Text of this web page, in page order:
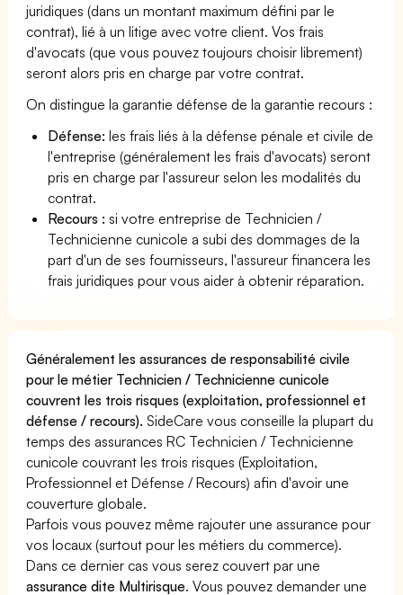
juridiques (dans un montant maximum défini par le
contrat), lié à un litige avec votre client. Vos frais
d'avocats (que vous pouvez toujours choisir librement)
seront alors pris en charge par votre contrat.
On distingue la garantie défense de la garantie recours :
Défense: les frais liés à la défense pénale et civile de
l'entreprise (généralement les frais d'avocats) seront
pris en charge par l'assureur selon les modalités du
contrat.
Recours : si votre entreprise de Technicien /
Technicienne cunicole a subi des dommages de la
part d'un de ses fournisseurs, l'assureur financera les
frais juridiques pour vous aider à obtenir réparation.
Généralement les assurances de responsabilité civile
pour le métier Technicien / Technicienne cunicole
couvrent les trois risques (exploitation, professionnel et
défense / recours). SideCare vous conseille la plupart du
temps des assurances RC Technicien / Technicienne
cunicole couvrant les trois risques (Exploitation,
Professionnel et Défense / Recours) afin d'avoir une
couverture globale.
Parfois vous pouvez même rajouter une assurance pour
vos locaux (surtout pour les métiers du commerce).
Dans ce dernier cas vous serez couvert par une
assurance dite Multirisque. Vous pouvez demander une